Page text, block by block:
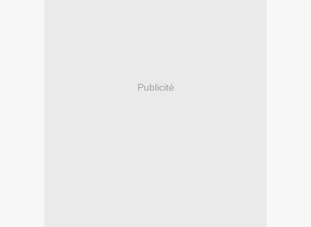
Publicité